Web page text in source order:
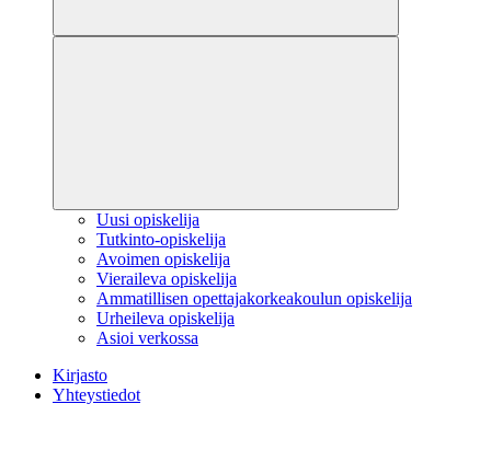
Uusi opiskelija
Tutkinto-opiskelija
Avoimen opiskelija
Vieraileva opiskelija
Ammatillisen opettajakorkeakoulun opiskelija
Urheileva opiskelija
Asioi verkossa
Kirjasto
Yhteystiedot